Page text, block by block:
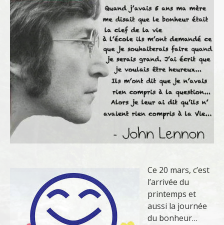
Ce 20 mars, c’est
l’arrivée du
printemps et
aussi la journée
du bonheur…